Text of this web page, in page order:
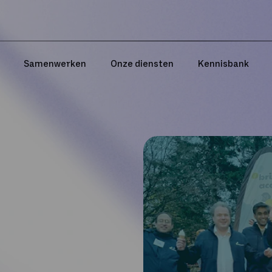
Samenwerken Onze diensten Kennisbank